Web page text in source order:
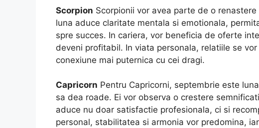
Scorpion Scorpionii vor avea parte de o
luna aduce claritate mentala si emotionala,
spre succes. In cariera, vor beneficia de oferte
deveni profitabil. In viata personala, relatiile se
conexiune mai puternica cu cei dragi.
Capricorn Pentru Capricorni, septembrie este
sa dea roade. Ei vor observa o crestere
aduce nu doar satisfactie profesionala, ci si
personal, stabilitatea si armonia vor predomina,